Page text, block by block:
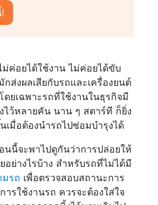
ค่อยได้ใช้งาน ไม่ค่อยได้ขับ
ส่งผลเสียกับรถและเครื่องยนต์
ดยเฉพาะรถที่ใช้งานในธุรกิจมี
ไว้หลายคัน นาน ๆ สตาร์ที ก็ยิ่ง
เมื่อต้องนำรถไปซ่อมบำรุงได้
นี้จะพาไปดูกันว่าการปล่อยให้
อย่างไรบ้าง สำหรับรถที่ไม่ได้มี
มรถ เพื่อตรวจสอบสถานะการ
รใช้งานรถ ควรจะต้องใส่ใจ